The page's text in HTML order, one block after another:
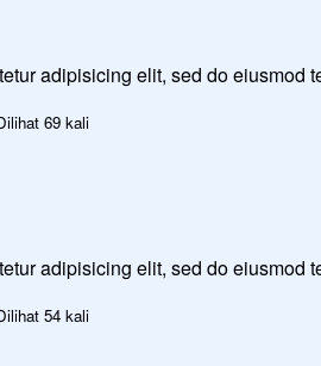
adipisicing elit, sed do
69 kali
adipisicing elit, sed do
54 kali